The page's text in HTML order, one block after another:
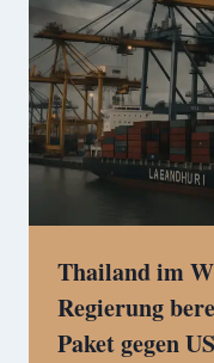
Thailand im
Regierung
Paket gegen